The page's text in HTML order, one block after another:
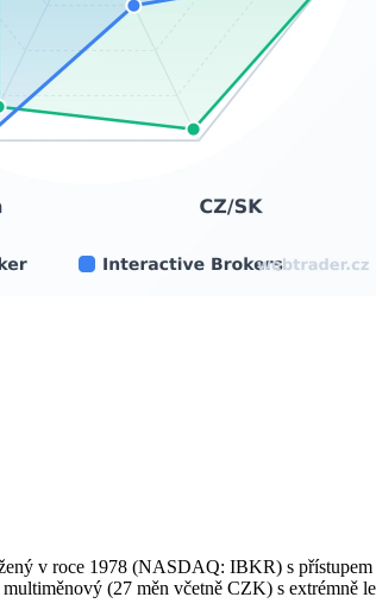
v roce 1978 (NASDAQ: IBKR) s
(27 měn včetně CZK) s extrémně